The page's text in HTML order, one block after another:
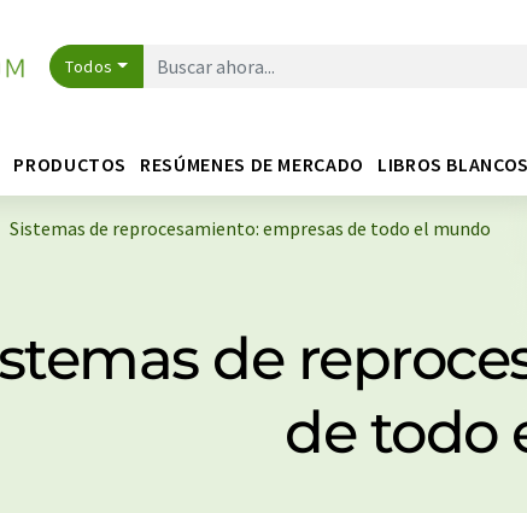
Todos
PRODUCTOS RESÚMENES DE MERCADO LIBROS BLANCOS
Sistemas de reprocesamiento: empresas de todo el mundo
de
de todo